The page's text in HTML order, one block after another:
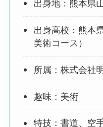
出身地：熊本県
出身高校：熊本
美術コース）
所属：株式会社
趣味：美術
特技：書道、空